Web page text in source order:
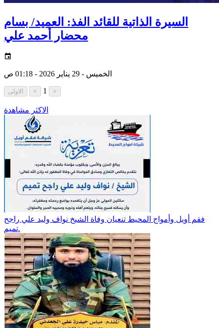
السيرة الذاتية للقائد الفذ: العميد/ بسام
محضار أحمد علي
الخميس - 29 يناير 2026 - 01:18 ص
1
الاكثر مشاهدة
فقم أويل وأمواج المحيط تنعيان وفاة الشيخ نواف وليد علي راجح
تميم.